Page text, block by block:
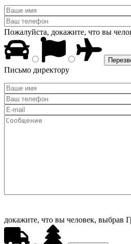
Пожалуйста, докажите, что вы
Письмо директору
докажите, что вы человек, выбрав